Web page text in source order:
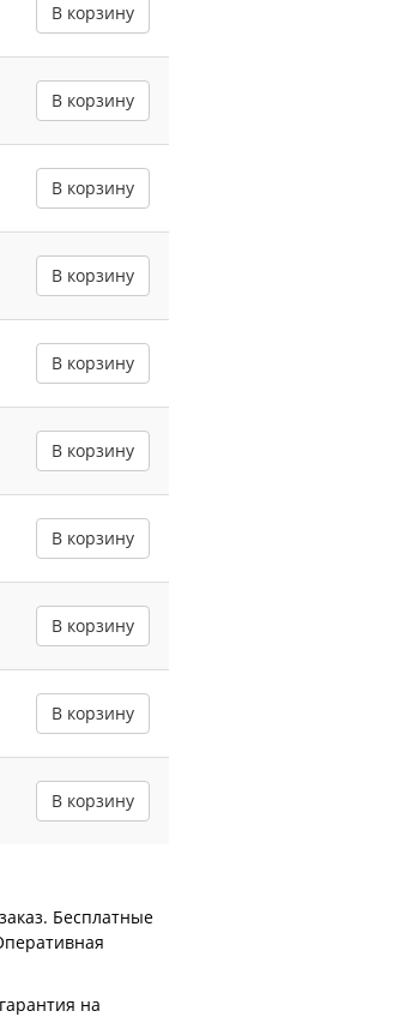
В корзину
В корзину
В корзину
В корзину
В корзину
В корзину
В корзину
В корзину
В корзину
В корзину
Бесплатные
на